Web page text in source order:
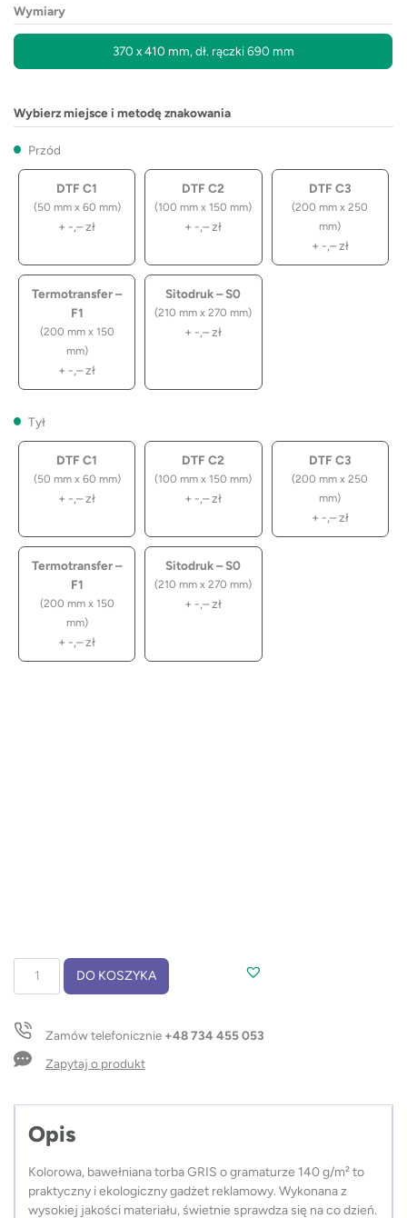
Wymiary
370 x 410 mm, dł. rączki 690 mm
Wybierz miejsce i metodę znakowania
Przód
DTF C1
(50 mm x 60 mm)
+ -,–zł
DTF C2
(100 mm x 150 mm)
+ -,–zł
DTF C3
(200 mm x 250
mm)
+ -,–zł
Termotransfer –
F1
(200 mm x 150
mm)
+ -,–zł
Sitodruk – S0
(210 mm x 270 mm)
+ -,–zł
Tył
DTF C1
(50 mm x 60 mm)
+ -,–zł
DTF C2
(100 mm x 150 mm)
+ -,–zł
DTF C3
(200 mm x 250
mm)
+ -,–zł
Termotransfer –
F1
(200 mm x 150
mm)
+ -,–zł
Sitodruk – S0
(210 mm x 270 mm)
+ -,–zł
GRIS
140
g
DO KOSZYKA
Zamów telefonicznie +48 734 455 053
Zapytaj o produkt
Opis
Kolorowa, bawełniana torba GRIS o gramaturze 140 g/m² to
praktyczny i ekologiczny gadżet reklamowy. Wykonana z
wysokiej jakości materiału, świetnie sprawdza się na co dzień.